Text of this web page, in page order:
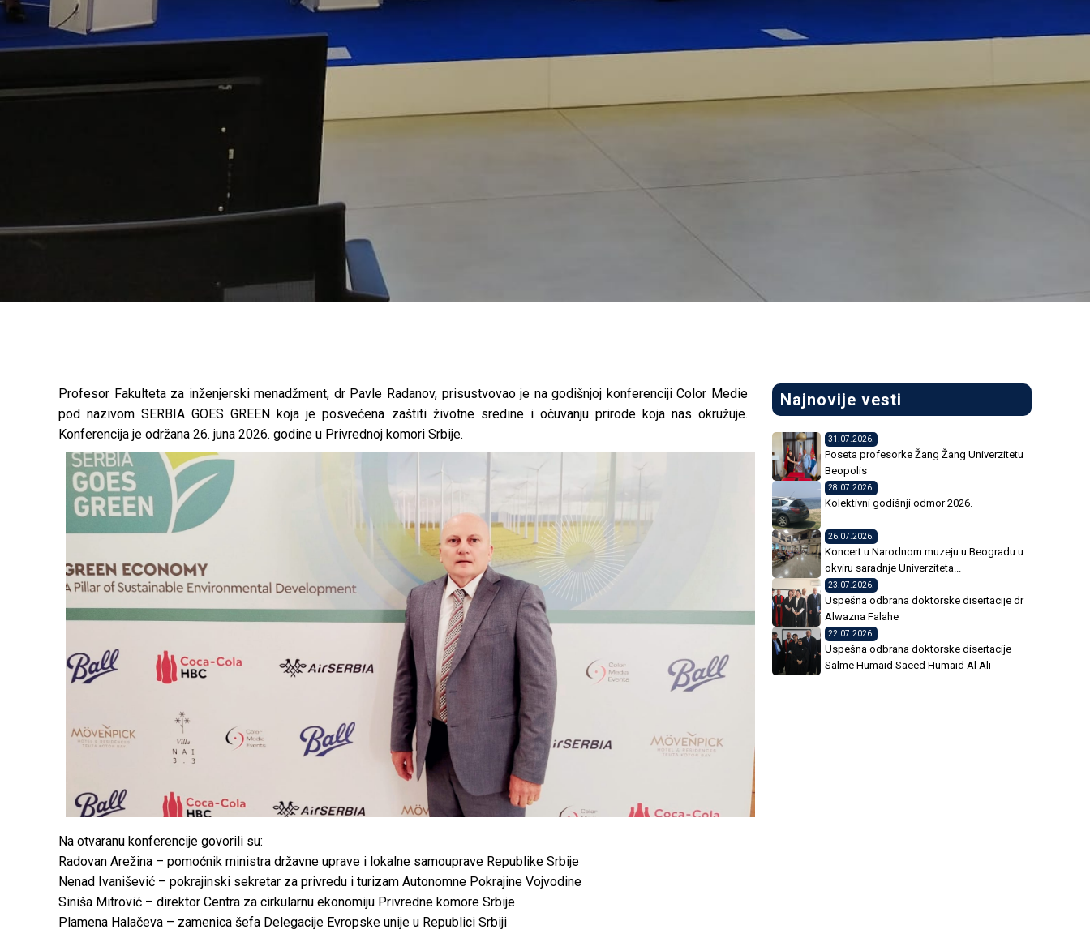
Profesor Fakulteta za inženjerski menadžment, dr Pavle Radanov, prisustvovao je na godišnjoj konferenciji Color Medie
pod nazivom SERBIA GOES GREEN koja je posvećena zaštiti životne sredine i očuvanju prirode koja nas okružuje.
Konferencija je održana 26. juna 2026. godine u Privrednoj komori Srbije.
Na otvaranu konferencije govorili su:
Radovan Arežina – pomoćnik ministra državne uprave i lokalne samouprave Republike Srbije
Nenad Ivanišević – pokrajinski sekretar za privredu i turizam Autonomne Pokrajine Vojvodine
Siniša Mitrović – direktor Centra za cirkularnu ekonomiju Privredne komore Srbije
Plamena Halačeva – zamenica šefa Delegacije Evropske unije u Republici Srbiji
Najnovije vesti
31.07.2026.
Poseta profesorke Žang Žang Univerzitetu
Beopolis
28.07.2026.
Kolektivni godišnji odmor 2026.
26.07.2026.
Koncert u Narodnom muzeju u Beogradu u
okviru saradnje Univerziteta...
23.07.2026.
Uspešna odbrana doktorske disertacije dr
Alwazna Falahe
22.07.2026.
Uspešna odbrana doktorske disertacije
Salme Humaid Saeed Humaid Al Ali